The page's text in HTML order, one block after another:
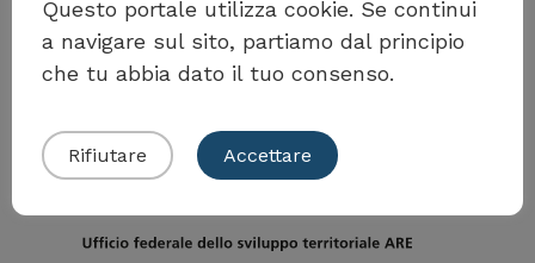
Questo portale utilizza cookie. Se continui
a navigare sul sito, partiamo dal principio
che tu abbia dato il tuo consenso.
Rifiutare Accettare